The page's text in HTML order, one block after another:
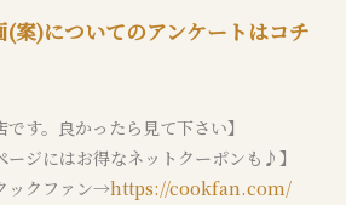
案)についてのアンケートはコチ
です。良かったら見て下さい】
ージにはお得なネットクーポンも♪】
ックファン→https://cookfan.com/